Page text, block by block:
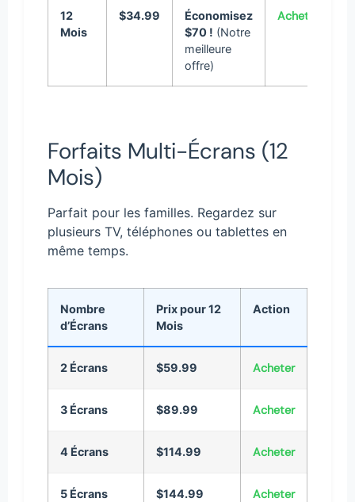
12
Mois
$34.99
Économisez
$70 ! (Notre
meilleure
offre)
Acheter
Forfaits Multi-Écrans (12
Mois)
Parfait pour les familles. Regardez sur
plusieurs TV, téléphones ou tablettes en
même temps.
Nombre
d’Écrans
Prix pour 12
Mois
Action
2 Écrans $59.99 Acheter
3 Écrans $89.99 Acheter
4 Écrans $114.99 Acheter
5 Écrans $144.99 Acheter